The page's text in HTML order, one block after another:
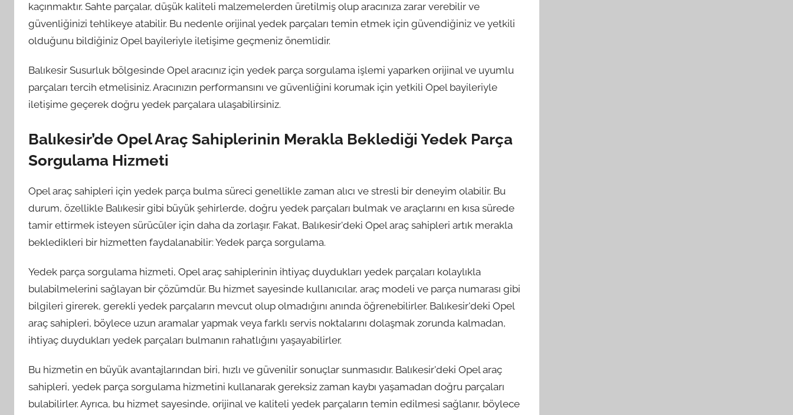
kaçınmaktır. Sahte parçalar, düşük kaliteli malzemelerden üretilmiş olup aracınıza zarar verebilir ve
güvenliğinizi tehlikeye atabilir. Bu nedenle orijinal yedek parçaları temin etmek için güvendiğiniz ve yetkili
olduğunu bildiğiniz Opel bayileriyle iletişime geçmeniz önemlidir.
Balıkesir Susurluk bölgesinde Opel aracınız için yedek parça sorgulama işlemi yaparken orijinal ve uyumlu
parçaları tercih etmelisiniz. Aracınızın performansını ve güvenliğini korumak için yetkili Opel bayileriyle
iletişime geçerek doğru yedek parçalara ulaşabilirsiniz.
Balıkesir’de Opel Araç Sahiplerinin Merakla Beklediği Yedek Parça
Sorgulama Hizmeti
Opel araç sahipleri için yedek parça bulma süreci genellikle zaman alıcı ve stresli bir deneyim olabilir. Bu
durum, özellikle Balıkesir gibi büyük şehirlerde, doğru yedek parçaları bulmak ve araçlarını en kısa sürede
tamir ettirmek isteyen sürücüler için daha da zorlaşır. Fakat, Balıkesir'deki Opel araç sahipleri artık merakla
bekledikleri bir hizmetten faydalanabilir: Yedek parça sorgulama.
Yedek parça sorgulama hizmeti, Opel araç sahiplerinin ihtiyaç duydukları yedek parçaları kolaylıkla
bulabilmelerini sağlayan bir çözümdür. Bu hizmet sayesinde kullanıcılar, araç modeli ve parça numarası gibi
bilgileri girerek, gerekli yedek parçaların mevcut olup olmadığını anında öğrenebilirler. Balıkesir'deki Opel
araç sahipleri, böylece uzun aramalar yapmak veya farklı servis noktalarını dolaşmak zorunda kalmadan,
ihtiyaç duydukları yedek parçaları bulmanın rahatlığını yaşayabilirler.
Bu hizmetin en büyük avantajlarından biri, hızlı ve güvenilir sonuçlar sunmasıdır. Balıkesir'deki Opel araç
sahipleri, yedek parça sorgulama hizmetini kullanarak gereksiz zaman kaybı yaşamadan doğru parçaları
bulabilirler. Ayrıca, bu hizmet sayesinde, orijinal ve kaliteli yedek parçaların temin edilmesi sağlanır, böylece